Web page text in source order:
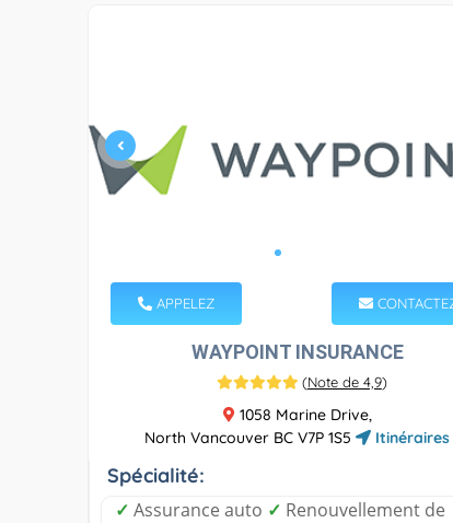
APPELEZ
WAYPOINT INSURANCE
(Note de 4,9)
1058 Marine Drive,
North Vancouver BC V7P 1S5
Itinéraires
Spécialité:
✓ Assurance auto ✓ Renouvellement de